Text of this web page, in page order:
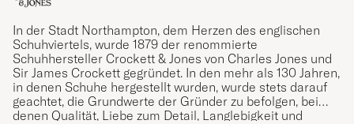
In der Stadt Northampton, dem Herzen des englischen
Schuhviertels, wurde 1879 der renommierte
Schuhhersteller Crockett & Jones von Charles Jones und
Sir James Crockett gegründet. In den mehr als 130 Jahren,
in denen Schuhe hergestellt wurden, wurde stets darauf
geachtet, die Grundwerte der Gründer zu befolgen, bei
denen Qualität, Liebe zum Detail, Langlebigkeit und